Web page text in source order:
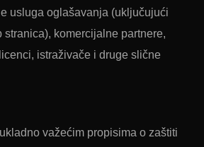
usluga oglašavanja (uključujući
komercijalne partnere,
istraživače i druge slične
važećim propisima o zaštiti